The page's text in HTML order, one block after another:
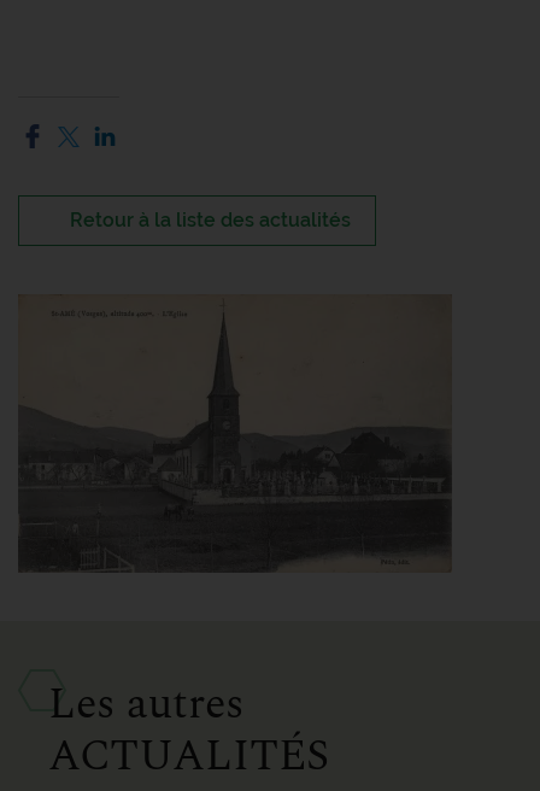
Retour à la liste des actualités
Les autres
ACTUALITÉS